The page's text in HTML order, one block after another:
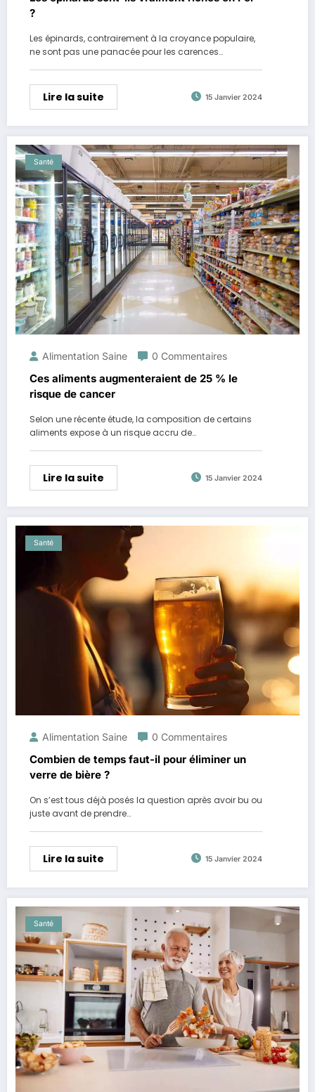
?
Les épinards, contrairement à la croyance populaire,
ne sont pas une panacée pour les carences…
Lire la suite 15 Janvier 2024
Santé
Alimentation Saine 0 Commentaires
Ces aliments augmenteraient de 25 % le
risque de cancer
Selon une récente étude, la composition de certains
aliments expose à un risque accru de…
Lire la suite 15 Janvier 2024
Santé
Alimentation Saine 0 Commentaires
Combien de temps faut-il pour éliminer un
verre de bière ?
On s’est tous déjà posés la question après avoir bu ou
juste avant de prendre…
Lire la suite 15 Janvier 2024
Santé